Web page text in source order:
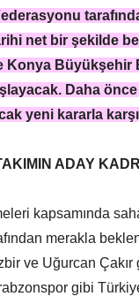
net bir şekilde
Büyükşehir
Daha
yeni kararla
ADAY
kapsamında
merakla
ve Uğurcan
gibi